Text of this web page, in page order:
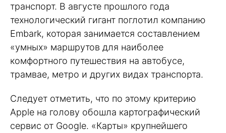
транспорт. В августе прошлого года
технологический гигант поглотил компанию
Embark, которая занимается составлением
«умных» маршрутов для наиболее
комфортного путешествия на автобусе,
трамвае, метро и других видах транспорта.
Следует отметить, что по этому критерию
Apple на голову обошла картографический
сервис от Google. «Карты» крупнейшего